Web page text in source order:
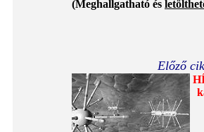
(Meghallgatható és
Előző